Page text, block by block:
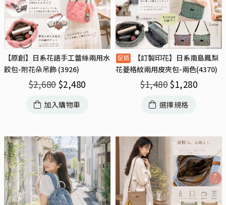
【原創】日系花語手工蕾絲兩用水
餃包-附花朵吊飾 (3926)
$2,680 $2,480
加入購物車
【訂製印花】日系南島鳳梨
花菱格紋兩用皮夾包-兩色(4370)
$1,480 $1,280
選擇規格